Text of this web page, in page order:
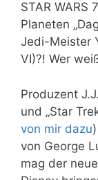
STAR WARS
Planeten
Jedi-Meister
VI)?! Wer
Produzent
und „Star
von mir dazu
von George
mag der